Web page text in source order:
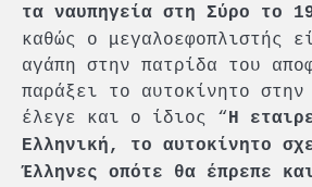
τα ναυπηγεία στη Σύρο το
καθώς ο μεγαλοεφοπλιστής
αγάπη στην πατρίδα του
παράξει το αυτοκίνητο
έλεγε και ο ίδιος “ Η
Ελληνική, το αυτοκίνητο
Έλληνες οπότε θα έπρεπε